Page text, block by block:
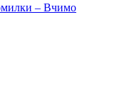
– Вчимо